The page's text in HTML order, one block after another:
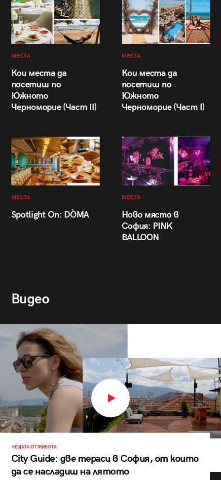
МЕСТА
Кои места да
посетиш по
Южното
Черноморие (Част II)
МЕСТА
Кои места да
посетиш по
Южното
Черноморие (Част I)
МЕСТА
Spotlight On: DÒMA
МЕСТА
Ново място в
София: PINK
BALLOON
Видео
НЕЩАТА ОТ ЖИВОТА
City Guide: две тераси в София, от които
да се насладиш на лятото